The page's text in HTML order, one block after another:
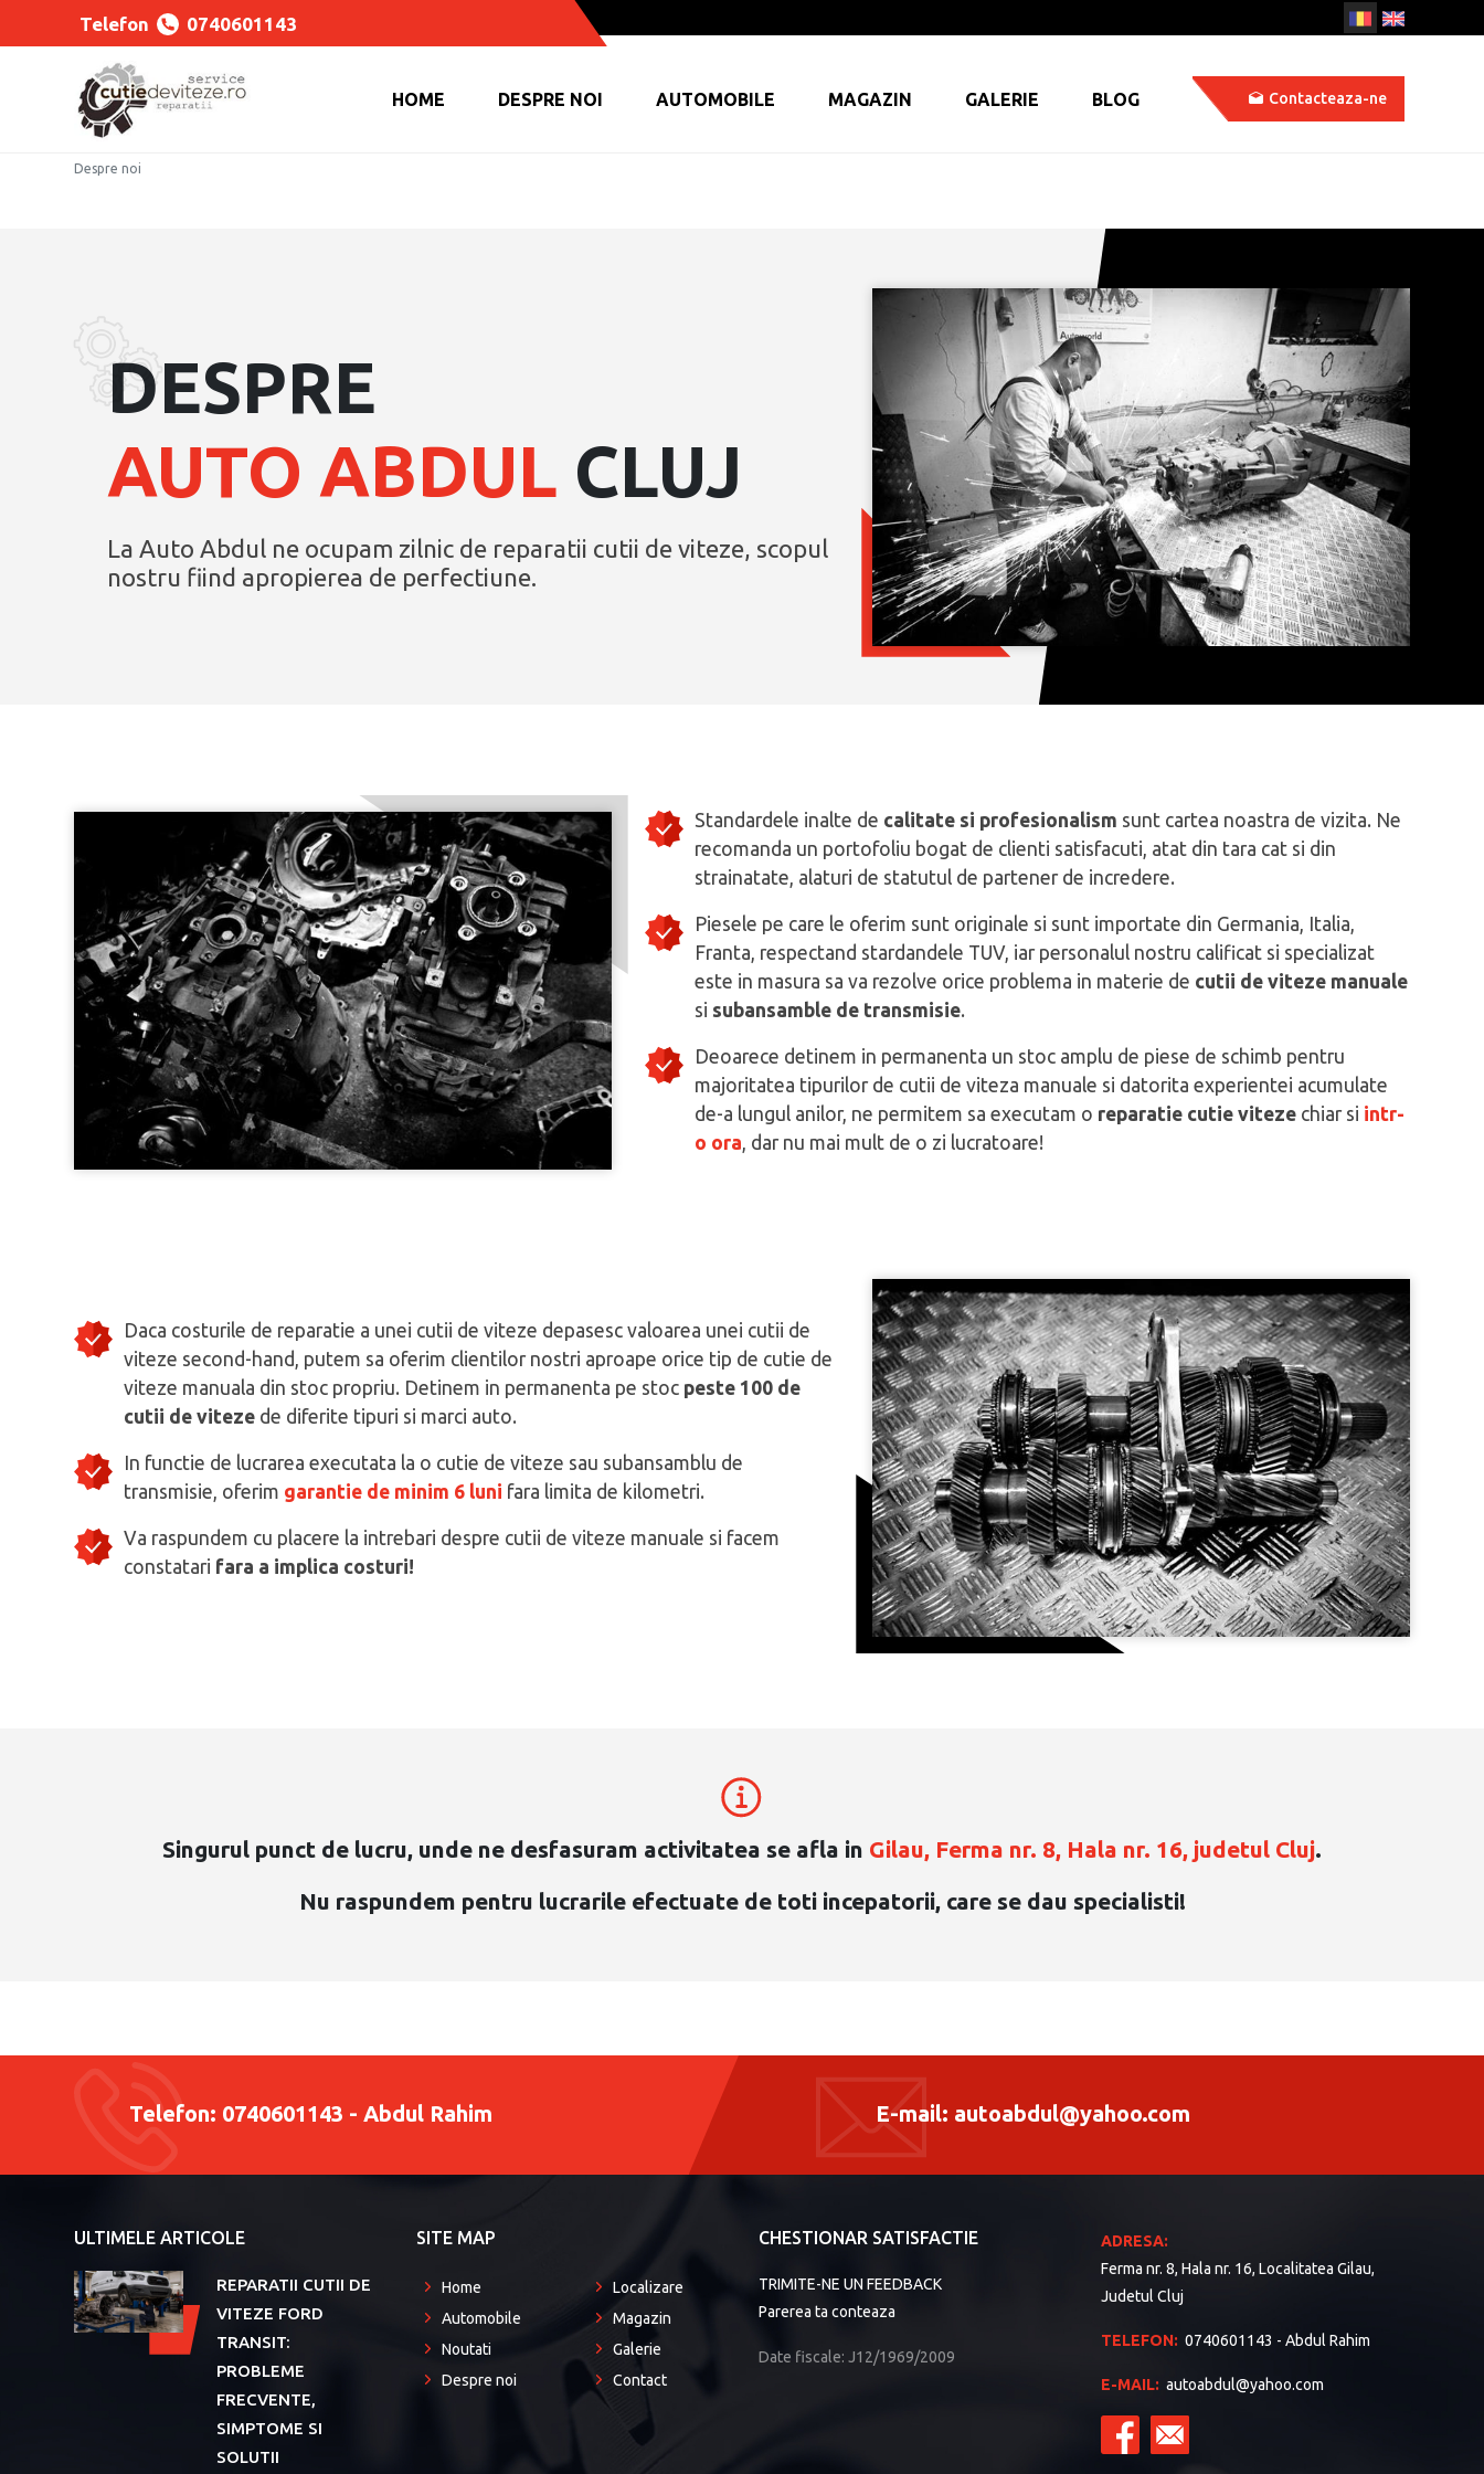
Telefon 0740601143
HOME DESPRE NOI AUTOMOBILE MAGAZIN GALERIE BLOG Contacteaza-ne
Despre noi
DESPRE
AUTO ABDUL CLUJ
La Auto Abdul ne ocupam zilnic de reparatii cutii de viteze, scopul
nostru fiind apropierea de perfectiune.
Standardele inalte de calitate si profesionalism sunt cartea noastra de vizita. Ne
recomanda un portofoliu bogat de clienti satisfacuti, atat din tara cat si din
strainatate, alaturi de statutul de partener de incredere.
Piesele pe care le oferim sunt originale si sunt importate din Germania, Italia,
Franta, respectand stardandele TUV, iar personalul nostru calificat si specializat
este in masura sa va rezolve orice problema in materie de cutii de viteze manuale
si subansamble de transmisie.
Deoarece detinem in permanenta un stoc amplu de piese de schimb pentru
majoritatea tipurilor de cutii de viteza manuale si datorita experientei acumulate
de-a lungul anilor, ne permitem sa executam o reparatie cutie vitezechiar si intr-
o ora, dar nu mai mult de o zi lucratoare!
Daca costurile de reparatie a unei cutii de viteze depasesc valoarea unei cutii de
viteze second-hand, putem sa oferim clientilor nostri aproape orice tip de cutie de
viteze manuala din stoc propriu. Detinem in permanenta pe stoc peste 100 de
cutii de viteze de diferite tipuri si marci auto.
In functie de lucrarea executata la o cutie de viteze sau subansamblu de
transmisie, oferim garantie de minim 6 luni fara limita de kilometri.
Va raspundem cu placere la intrebari despre cutii de viteze manuale si facem
constatari fara a implica costuri!
Singurul punct de lucru, unde ne desfasuram activitatea se afla in Gilau, Ferma nr. 8, Hala nr. 16, judetul Cluj.
Nu raspundem pentru lucrarile efectuate de toti incepatorii, care se dau specialisti!
ULTIMELE ARTICOLE
Aug
REPARATII CUTII DE
VITEZE FORD
TRANSIT:
PROBLEME
FRECVENTE,
SIMPTOME SI
SOLUTII
Telefon: 0740601143 - Abdul Rahim E-mail: autoabdul@yahoo.com
SITE MAP
Home
Automobile
Noutati
Despre noi
Localizare
Magazin
Galerie
Contact
CHESTIONAR SATISFACTIE
TRIMITE-NE UN FEEDBACK
Parerea ta conteaza
Date fiscale: J12/1969/2009
ADRESA:
Ferma nr. 8, Hala nr. 16, Localitatea Gilau,
Judetul Cluj
TELEFON: 0740601143 - Abdul Rahim
E-MAIL: autoabdul@yahoo.com